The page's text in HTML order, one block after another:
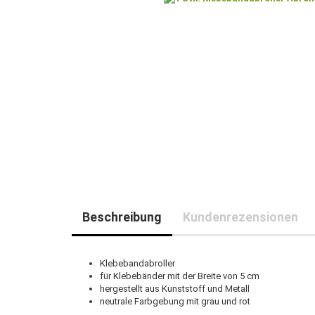
Beschreibung Kundenrezensionen
Klebebandabroller
für Klebebänder mit der Breite von 5 cm
hergestellt aus Kunststoff und Metall
neutrale Farbgebung mit grau und rot